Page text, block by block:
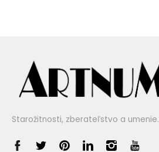
Starožitnosti, zberateľstvo a umenie.